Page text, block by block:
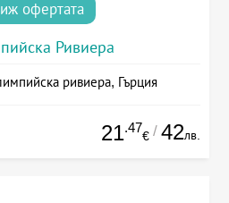
офертата
Ривиера
ривиера, Гърция
21.47
€ / 42лв.